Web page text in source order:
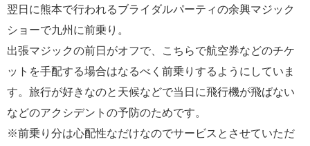
翌日に熊本で行われるブライダルパーティの余興マジック
ショーで九州に前乗り。
出張マジックの前日がオフで、こちらで航空券などのチケ
ットを手配する場合はなるべく前乗りするようにしていま
す。旅行が好きなのと天候などで当日に飛行機が飛ばない
などのアクシデントの予防のためです。
※前乗り分は心配性なだけなのでサービスとさせていただ